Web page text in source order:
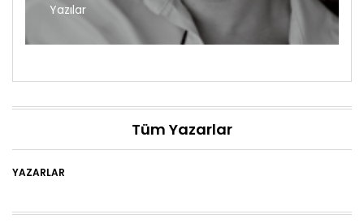
Yazılar
Tüm Yazarlar
YAZARLAR